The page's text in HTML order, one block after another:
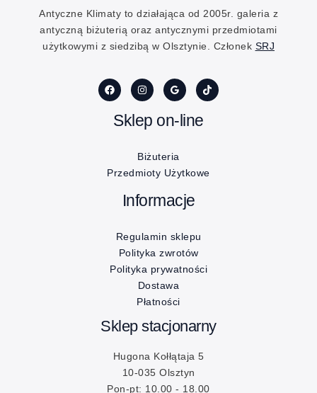
Antyczne Klimaty to działająca od 2005r. galeria z
antyczną biżuterią oraz antycznymi przedmiotami
użytkowymi z siedzibą w Olsztynie. Członek SRJ
Sklep on-line
Biżuteria
Przedmioty Użytkowe
Informacje
Regulamin sklepu
Polityka zwrotów
Polityka prywatności
Dostawa
Płatności
Sklep stacjonarny
Hugona Kołłątaja 5
10-035 Olsztyn
Pon-pt: 10.00 - 18.00